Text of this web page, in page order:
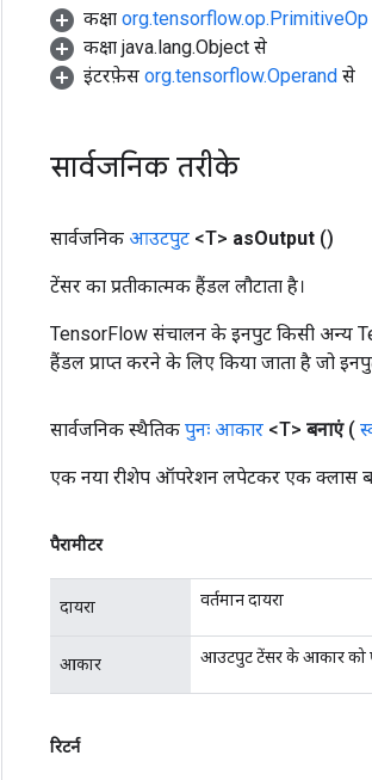
कक्षा org.tensorflow.op.PrimitiveOp
कक्षा java.lang.Object से
इंटरफ़ेस org.tensorflow.Operand से
सार्वजनिक तरीके
सार्वजनिक आउटपुट <T> asOutput ()
टेंसर का प्रतीकात्मक हैंडल लौटाता है।
TensorFlow संचालन के इनपुट किसी अन्य
हैंडल प्राप्त करने के लिए किया जाता है जो
सार्वजनिक स्थैतिक पुनः आकार <T> बनाएं (
एक नया रीशेप ऑपरेशन लपेटकर एक क्लास
पैरामीटर
दायरा वर्तमान दायरा
आकार आउटपुट टेंसर के आकार को
रिटर्न